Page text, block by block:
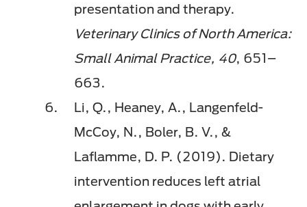
presentation and therapy.
Veterinary Clinics of North America:
Small Animal Practice, 40, 651–
663.
Li, Q., Heaney, A., Langenfeld-
McCoy, N., Boler, B. V., &
Laflamme, D. P. (2019). Dietary
intervention reduces left atrial